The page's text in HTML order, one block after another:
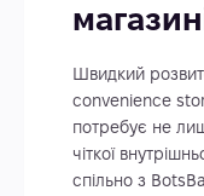
Швидкий
convenience
потребує не
чіткої
спільно з